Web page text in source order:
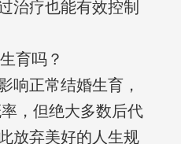
治疗也能有效控制
育吗？
响正常结婚生育，
，但绝大多数后代
放弃美好的人生规